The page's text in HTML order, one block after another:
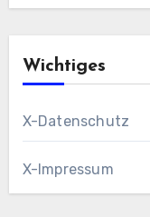
Wichtiges
X-Datenschutz
X-Impressum